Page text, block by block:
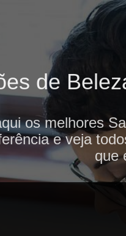
de
os melhores
e veja
que